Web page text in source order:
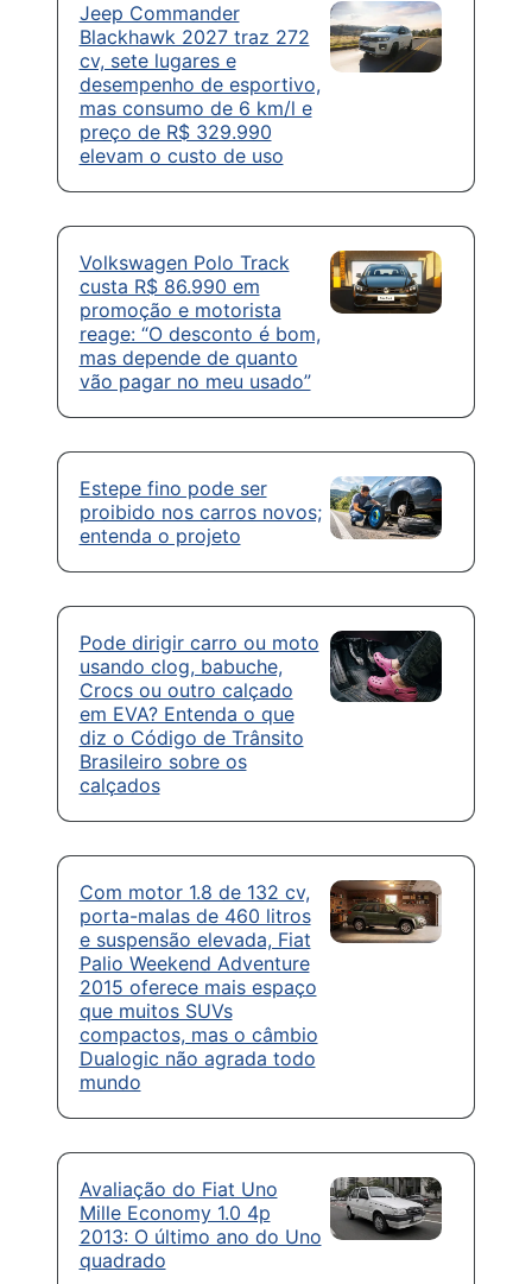
Jeep Commander
Blackhawk 2027 traz 272
cv, sete lugares e
desempenho de esportivo,
mas consumo de 6 km/l e
preço de R$ 329.990
elevam o custo de uso
Volkswagen Polo Track
custa R$ 86.990 em
promoção e motorista
reage: “O desconto é bom,
mas depende de quanto
vão pagar no meu usado”
Estepe fino pode ser
proibido nos carros novos;
entenda o projeto
Pode dirigir carro ou moto
usando clog, babuche,
Crocs ou outro calçado
em EVA? Entenda o que
diz o Código de Trânsito
Brasileiro sobre os
calçados
Com motor 1.8 de 132 cv,
porta-malas de 460 litros
e suspensão elevada, Fiat
Palio Weekend Adventure
2015 oferece mais espaço
que muitos SUVs
compactos, mas o câmbio
Dualogic não agrada todo
mundo
Avaliação do Fiat Uno
Mille Economy 1.0 4p
2013: O último ano do Uno
quadrado